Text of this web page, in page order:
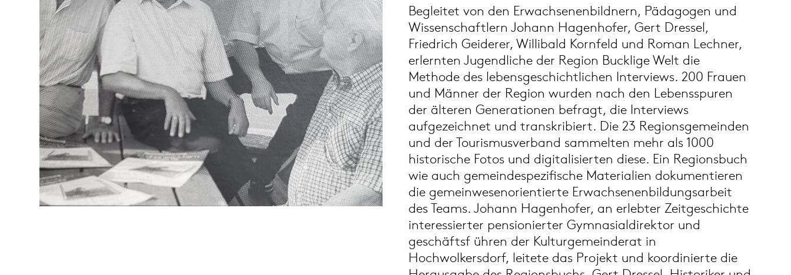
Begleitet von den Erwachsenenbildnern, Pädagogen und
Wissenschaftlern Johann Hagenhofer, Gert Dressel,
Friedrich Geiderer, Willibald Kornfeld und Roman Lechner,
erlernten Jugendliche der Region Bucklige Welt die
Methode des lebensgeschichtlichen Interviews. 200 Frauen
und Männer der Region wurden nach den Lebensspuren
der älteren Generationen befragt, die Interviews
aufgezeichnet und transkribiert. Die 23 Regionsgemeinden
und der Tourismusverband sammelten mehr als 1000
historische Fotos und digitalisierten diese. Ein Regionsbuch
wie auch gemeindespezifische Materialien dokumentieren
die gemeinwesenorientierte Erwachsenenbildungsarbeit
des Teams. Johann Hagenhofer, an erlebter Zeitgeschichte
interessierter pensionierter Gymnasialdirektor und
geschäftsf ühren der Kulturgemeinderat in
Hochwolkersdorf, leitete das Projekt und koordinierte die